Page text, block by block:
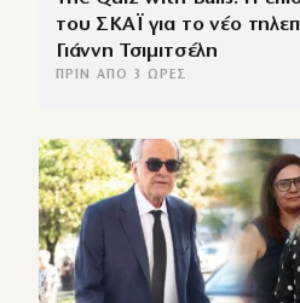
του ΣΚΑΪ για το νέο
Γιάννη Τσιμιτσέλη
ΠΡΙΝ ΑΠΌ 3 ΏΡΕΣ